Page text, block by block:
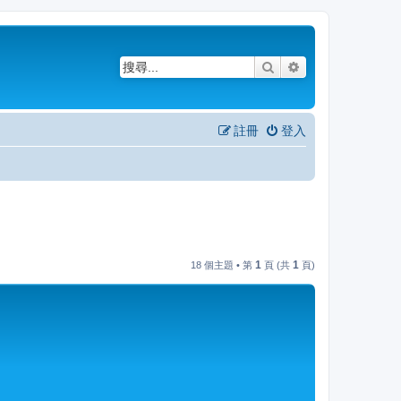
搜尋
登入
註冊
18 個主題 • 第 1 頁 (共 1 頁)